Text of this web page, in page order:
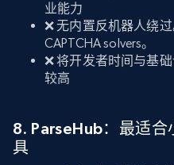
业能力
❌ 无内置反机器人绕
CAPTCHA solvers。
❌ 将开发者时间与基
较高
8. ParseHub：最适
具